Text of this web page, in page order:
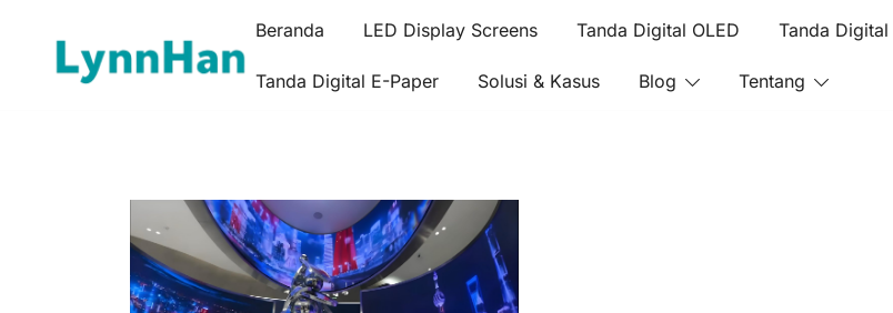
Beranda LED Display Screens Tanda Digital OLED Tanda Digital
Tanda Digital E-Paper Solusi & Kasus Blog Tentang